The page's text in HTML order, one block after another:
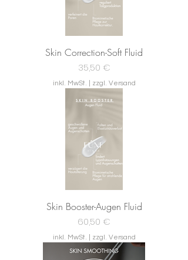
Skin Correction-Soft Fluid
Preis
35,50 €
inkl. MwSt. zzgl. Versand
Skin Booster-Augen Fluid
Preis
60,50 €
inkl. MwSt. zzgl. Versand